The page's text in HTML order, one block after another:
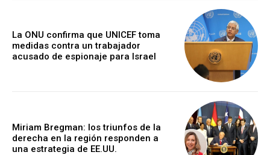
La ONU confirma que UNICEF toma
medidas contra un trabajador
acusado de espionaje para Israel
Miriam Bregman: los triunfos de la
derecha en la región responden a
una estrategia de EE.UU.